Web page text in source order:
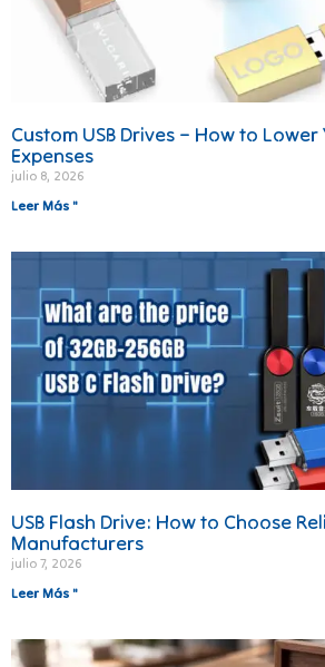
Custom USB Drives – How to Lower
Expenses
julio 8, 2026
Leer Más "
USB Flash Drive: How to Choose
Manufacturers
julio 7, 2026
Leer Más "